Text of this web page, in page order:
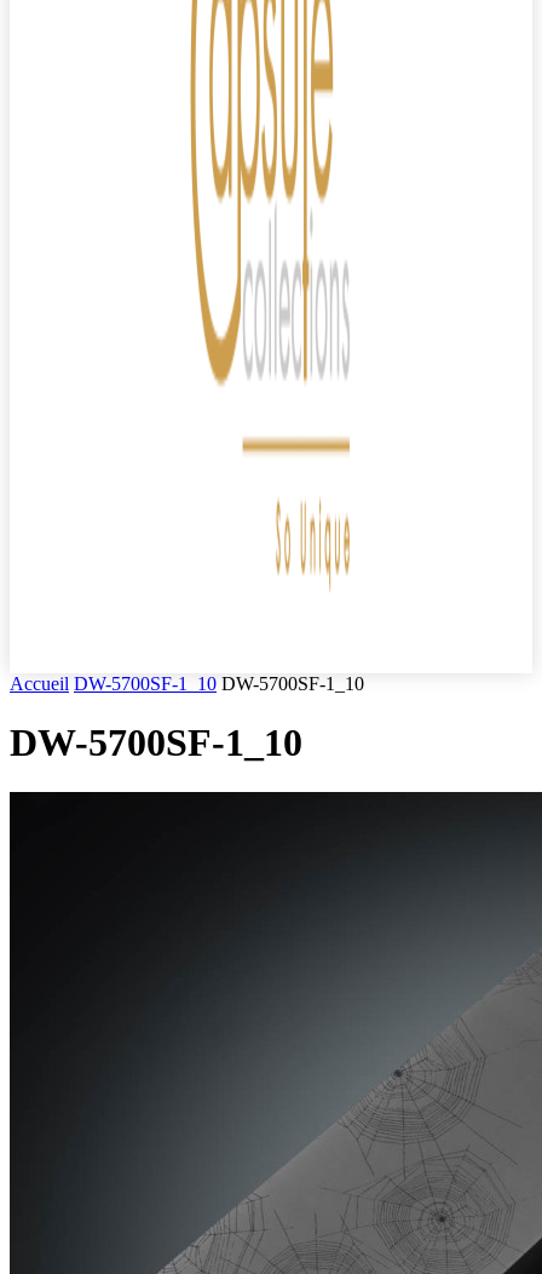
Accueil DW-5700SF-1_10 DW-5700SF-1_10
DW-5700SF-1_10